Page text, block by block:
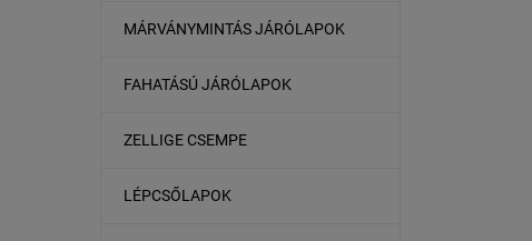
MÁRVÁNYMINTÁS JÁRÓLAPOK
FAHATÁSÚ JÁRÓLAPOK
ZELLIGE CSEMPE
LÉPCSŐLAPOK